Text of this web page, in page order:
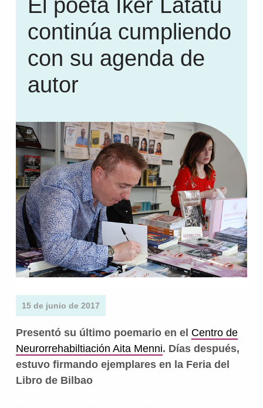
El poeta Iker Latatu
continúa cumpliendo
con su agenda de
autor
15 de junio de 2017
Presentó su último poemario en el Centro de
Neurorrehabiltiación Aita Menni. Días después,
estuvo firmando ejemplares en la Feria del
Libro de Bilbao